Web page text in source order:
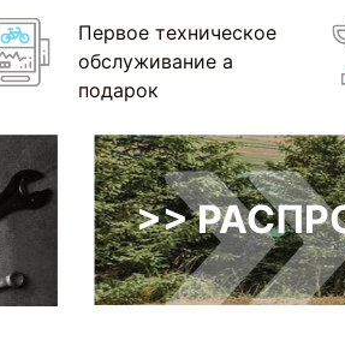
Первое техническое
обслуживание а
подарок
>>